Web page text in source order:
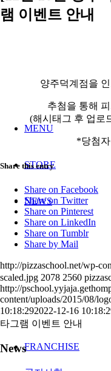
MENU
STORE
NEWS
FRANCHISE
램 이벤트 안내
양주덕계점을
추첨을 통해
(해시태그 후 업로
*당첨
Share this entry
Share on Facebook
Share on Twitter
Share on Pinterest
Share on LinkedIn
Share on Tumblr
Share by Mail
http://pizzaschool.net/wp-
scaled.jpg 2078 2560
http://
content/uploads/2015/08/
10:18:292022-12-16
타그램 이벤트 안내
News